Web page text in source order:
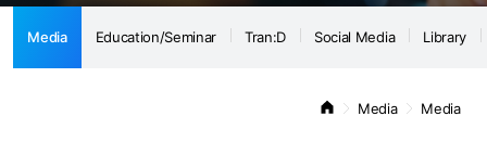
Media Education/Seminar Tran:D Social Media Library
Media Media